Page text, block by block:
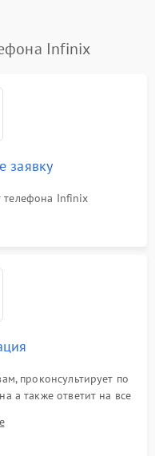
Infinix
заявку
телефона Infinix
проконсультирует по
а также ответит на все